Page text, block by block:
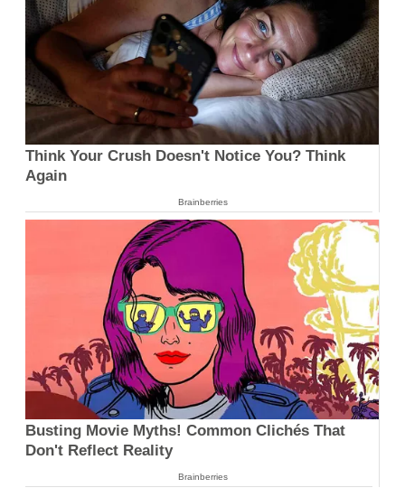
Think Your Crush Doesn't Notice You? Think
Again
Brainberries
Busting Movie Myths! Common Clichés That
Don't Reflect Reality
Brainberries